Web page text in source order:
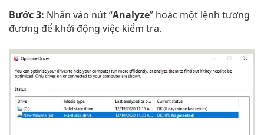
Bước 3: Nhấn vào nút “Analyze” hoặc một lệnh tương
đương để khởi động việc kiểm tra.